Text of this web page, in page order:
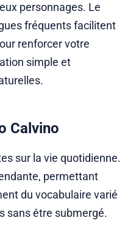
personnages. Le
fréquents facilitent
renforcer votre
simple et
Calvino
sur la vie quotidienne.
permettant
du vocabulaire varié
sans être submergé.